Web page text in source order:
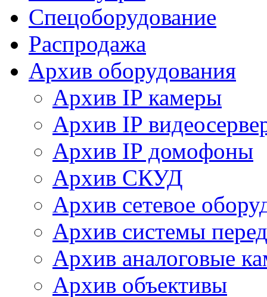
Спецоборудование
Распродажа
Архив оборудования
Архив IP камеры
Архив IP
Архив IP домофоны
Архив СКУД
Архив сетевое
Архив системы
Архив аналоговые
Архив объективы